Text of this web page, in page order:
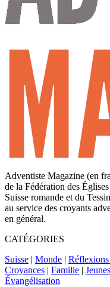
Adventiste Magazine (en
de la Fédération des
Suisse romande et du
au service des croyants
en général.
CATÉGORIES
Suisse | Monde |
Croyances | Famille |
Évangélisation